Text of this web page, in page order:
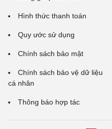
Hình thức thanh toán
Quy ước sử dụng
Chính sách bảo mật
Chính sách bảo vệ dữ liệu
cá nhân
Thông báo hợp tác